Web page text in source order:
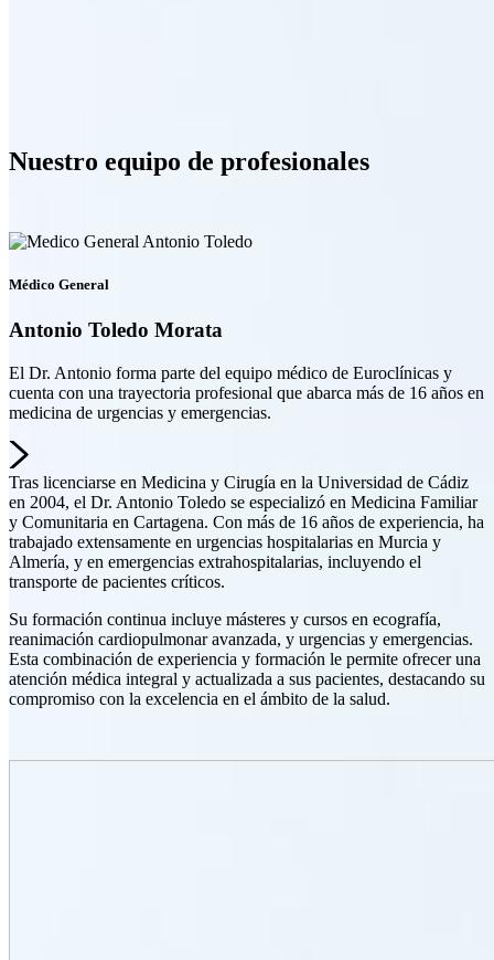
Nuestro equipo de profesionales
Médico General
Antonio Toledo Morata
El Dr. Antonio forma parte del equipo médico de Euroclínicas y
cuenta con una trayectoria profesional que abarca más de 16 años en
medicina de urgencias y emergencias.
Tras licenciarse en Medicina y Cirugía en la Universidad de Cádiz
en 2004, el Dr. Antonio Toledo se especializó en Medicina Familiar
y Comunitaria en Cartagena. Con más de 16 años de experiencia, ha
trabajado extensamente en urgencias hospitalarias en Murcia y
Almería, y en emergencias extrahospitalarias, incluyendo el
transporte de pacientes críticos.
Su formación continua incluye másteres y cursos en ecografía,
reanimación cardiopulmonar avanzada, y urgencias y emergencias.
Esta combinación de experiencia y formación le permite ofrecer una
atención médica integral y actualizada a sus pacientes, destacando su
compromiso con la excelencia en el ámbito de la salud.